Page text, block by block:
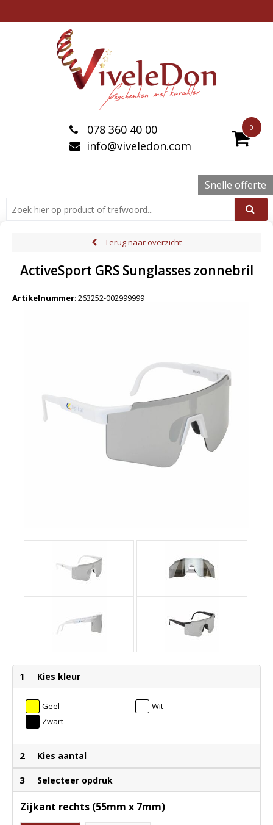
0
078 360 40 00
info@viveledon.com
Snelle offerte
Terug naar overzicht
ActiveSport GRS Sunglasses zonnebril
Artikelnummer: 263252-002999999
1 Kies kleur
Geel
Wit
Zwart
2 Kies aantal
3 Selecteer opdruk
Zijkant rechts (55mm x 7mm)